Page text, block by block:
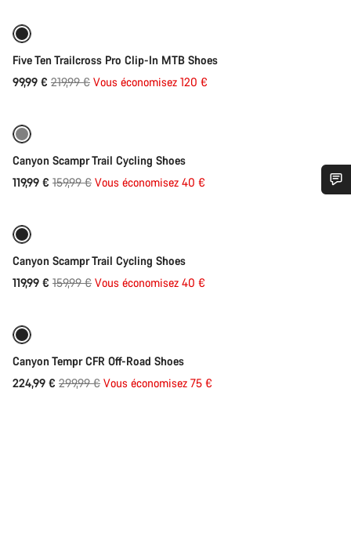
Five Ten Trailcross Pro Clip-In MTB Shoes
99,99 € Prix
219,99 € Vous économisez 120 €
Sélection rapide
Canyon Scampr Trail Cycling Shoes
119,99 € Prix
159,99 € Vous économisez 40 €
Sélection rapide
Canyon Scampr Trail Cycling Shoes
119,99 € Prix
159,99 € Vous économisez 40 €
Sélection rapide
Canyon Tempr CFR Off-Road Shoes
224,99 € Prix
299,99 € Vous économisez 75 €
répondre à vos questions.